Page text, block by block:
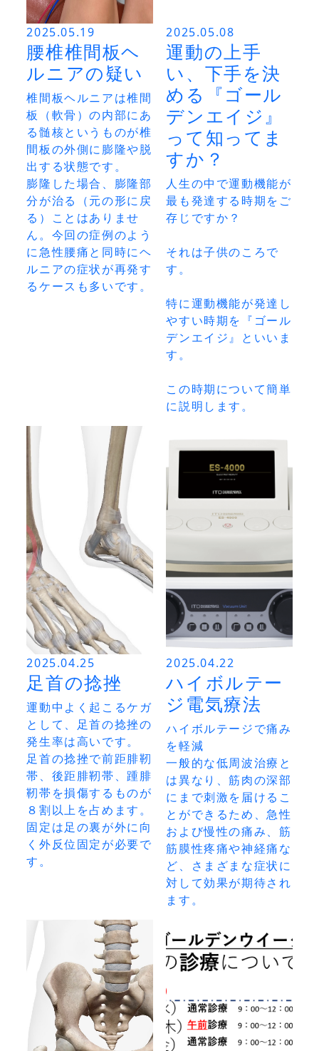
2025.05.19
腰椎椎間板ヘ
ルニアの疑い
椎間板ヘルニアは椎間
板（軟骨）の内部にあ
る髄核というものが椎
間板の外側に膨隆や脱
出する状態です。
膨隆した場合、膨隆部
分が治る（元の形に戻
る）ことはありませ
ん。今回の症例のよう
に急性腰痛と同時にヘ
ルニアの症状が再発す
るケースも多いです。
2025.05.08
運動の上手
い、下手を決
める『ゴール
デンエイジ』
って知ってま
すか？
人生の中で運動機能が
最も発達する時期をご
存じですか？
それは子供のころで
す。
特に運動機能が発達し
やすい時期を『ゴール
デンエイジ』といいま
す。
この時期について簡単
に説明します。
2025.04.25
足首の捻挫
運動中よく起こるケガ
として、足首の捻挫の
発生率は高いです。
足首の捻挫で前距腓靭
帯、後距腓靭帯、踵腓
靭帯を損傷するものが
８割以上を占めます。
固定は足の裏が外に向
く外反位固定が必要で
す。
2025.04.22
ハイボルテー
ジ電気療法
ハイボルテージで痛み
を軽減
一般的な低周波治療と
は異なり、筋肉の深部
にまで刺激を届けるこ
とができるため、急性
および慢性の痛み、筋
筋膜性疼痛や神経痛な
ど、さまざまな症状に
対して効果が期待され
ます。